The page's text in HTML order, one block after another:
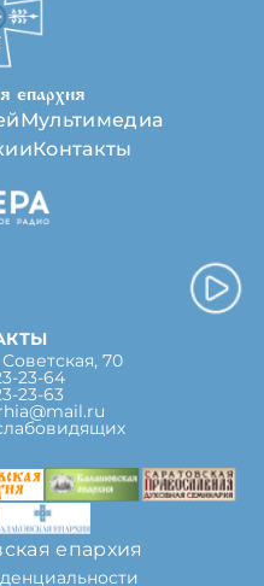
епархия
Мультимедиа
Контакты
70
23-64
23-63
епархия